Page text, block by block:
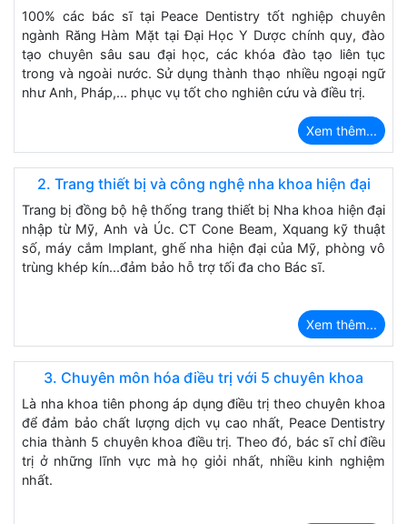
100% các bác sĩ tại Peace Dentistry tốt nghiệp chuyên
ngành Răng Hàm Mặt tại Đại Học Y Dược chính quy, đào
tạo chuyên sâu sau đại học, các khóa đào tạo liên tục
trong và ngoài nước. Sử dụng thành thạo nhiều ngoại ngữ
như Anh, Pháp,... phục vụ tốt cho nghiên cứu và điều trị.
Xem thêm...
2. Trang thiết bị và công nghệ nha khoa hiện đại
Trang bị đồng bộ hệ thống trang thiết bị Nha khoa hiện đại
nhập từ Mỹ, Anh và Úc. CT Cone Beam, Xquang kỹ thuật
số, máy cắm Implant, ghế nha hiện đại của Mỹ, phòng vô
trùng khép kín...đảm bảo hỗ trợ tối đa cho Bác sĩ.
Xem thêm...
3. Chuyên môn hóa điều trị với 5 chuyên khoa
Là nha khoa tiên phong áp dụng điều trị theo chuyên khoa
để đảm bảo chất lượng dịch vụ cao nhất, Peace Dentistry
chia thành 5 chuyên khoa điều trị. Theo đó, bác sĩ chỉ điều
trị ở những lĩnh vực mà họ giỏi nhất, nhiều kinh nghiệm
nhất.